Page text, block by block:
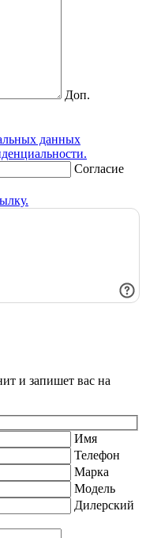
Доп.
данных
Согласие
и запишет вас на
Имя
Телефон
Марка
Модель
Дилерский